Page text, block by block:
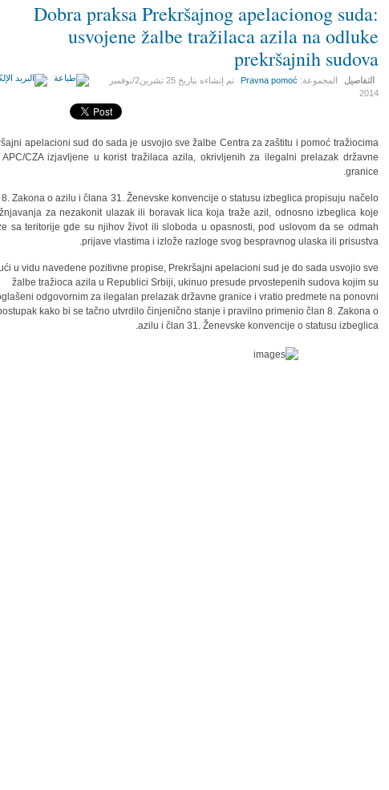
Dobra praksa Prekršajnog apelacionog suda:
usvojene žalbe tražilaca azila na odluke
prekršajnih sudova
التفاصيل المجموعة: Pravna pomoć تم إنشاءه بتاريخ
25 تشرين2/نوفمبر
2014
apelacioni sud do sada je usvojio sve žalbe Centra za zaštitu i pomoć tražiocima
APC/CZA izjavljene u korist tražilaca azila, okrivljenih za ilegalni prelazak državne
granice.
Zakona o azilu i člana 31. Ženevske konvencije o statusu izbeglica propisuju načelo
za nezakonit ulazak ili boravak lica koja traže azil, odnosno izbeglica koje
sa teritorije gde su njihov život ili sloboda u opasnosti, pod uslovom da se odmah
prijave vlastima i izlože razloge svog bespravnog ulaska ili prisustva.
u vidu navedene pozitivne propise, Prekršajni apelacioni sud je do sada usvojio sve
žalbe tražioca azila u Republici Srbiji, ukinuo presude prvostepenih sudova kojim su
odgovornim za ilegalan prelazak državne granice i vratio predmete na ponovni
kako bi se tačno utvrdilo činjenično stanje i pravilno primenio član 8. Zakona o
azilu i član 31. Ženevske konvencije o statusu izbeglica.